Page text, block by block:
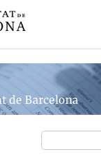
de Barcelona